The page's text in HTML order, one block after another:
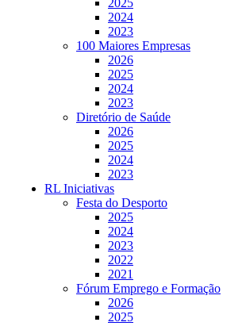
2024
2023
100 Maiores Empresas
2026
2025
2024
2023
Diretório de Saúde
2026
2025
2024
2023
RL Iniciativas
Festa do Desporto
2025
2024
2023
2022
2021
Fórum Emprego e Formação
2026
2025